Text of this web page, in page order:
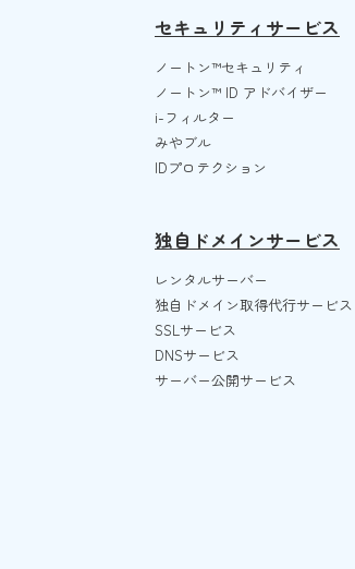
セキュリティサービス
ノートン™️セキュリティ
ノートン™️ ID アドバイザー
i-フィルター
みやブル
IDプロテクション
独自ドメインサービス
レンタルサーバー
独自ドメイン取得代行サービス
SSLサービス
DNSサービス
サーバー公開サービス